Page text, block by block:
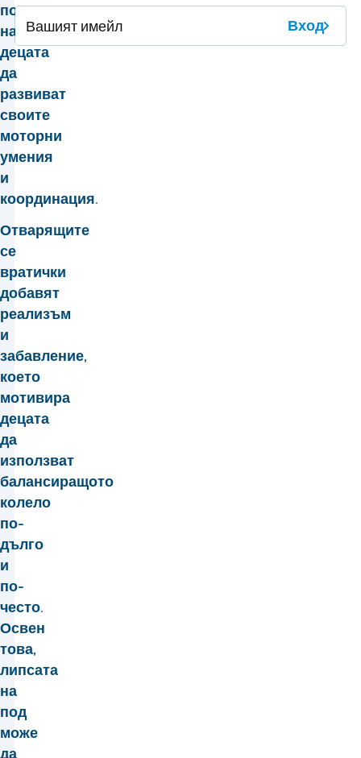
позволява
на
децата
да
развиват
своите
моторни
умения
и
координация.
Отварящите
се
вратички
добавят
реализъм
и
забавление,
което
мотивира
децата
да
използват
балансиращото
колело
по-
дълго
и
по-
често.
Освен
това,
липсата
на
под
може
да
Вход